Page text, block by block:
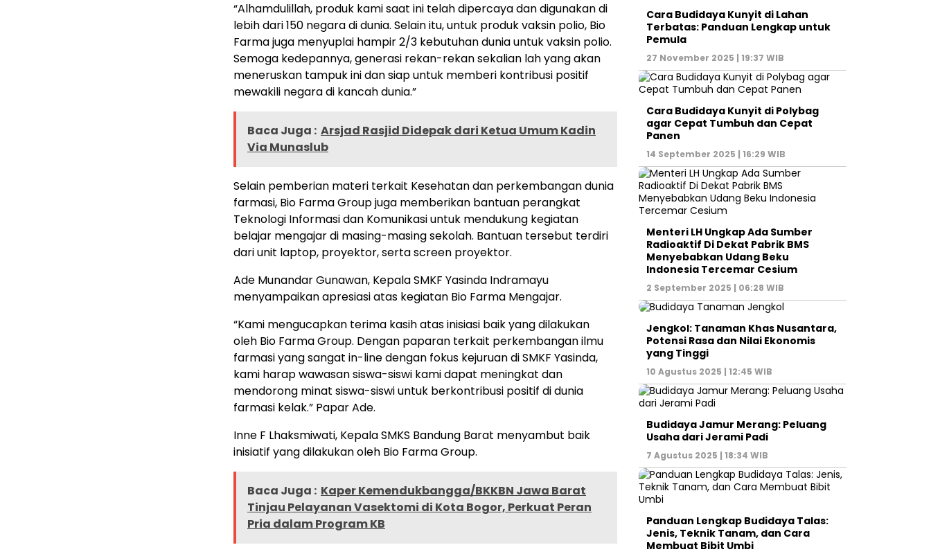
“Alhamdulillah, produk kami saat ini telah dipercaya dan digunakan di
lebih dari 150 negara di dunia. Selain itu, untuk produk vaksin polio, Bio
Farma juga menyuplai hampir 2/3 kebutuhan dunia untuk vaksin polio.
Semoga kedepannya, generasi rekan-rekan sekalian lah yang akan
meneruskan tampuk ini dan siap untuk memberi kontribusi positif
mewakili negara di kancah dunia.”
Baca Juga : Arsjad Rasjid Didepak dari Ketua Umum Kadin
Via Munaslub
Selain pemberian materi terkait Kesehatan dan perkembangan dunia
farmasi, Bio Farma Group juga memberikan bantuan perangkat
Teknologi Informasi dan Komunikasi untuk mendukung kegiatan
belajar mengajar di masing-masing sekolah. Bantuan tersebut terdiri
dari unit laptop, proyektor, serta screen proyektor.
Ade Munandar Gunawan, Kepala SMKF Yasinda Indramayu
menyampaikan apresiasi atas kegiatan Bio Farma Mengajar.
“Kami mengucapkan terima kasih atas inisiasi baik yang dilakukan
oleh Bio Farma Group. Dengan paparan terkait perkembangan ilmu
farmasi yang sangat in-line dengan fokus kejuruan di SMKF Yasinda,
kami harap wawasan siswa-siswi kami dapat meningkat dan
mendorong minat siswa-siswi untuk berkontribusi positif di dunia
farmasi kelak.” Papar Ade.
Inne F Lhaksmiwati, Kepala SMKS Bandung Barat menyambut baik
inisiatif yang dilakukan oleh Bio Farma Group.
Baca Juga : Kaper Kemendukbangga/BKKBN Jawa Barat
Tinjau Pelayanan Vasektomi di Kota Bogor, Perkuat Peran
Pria dalam Program KB
Cara Budidaya Kunyit di Lahan
Terbatas: Panduan Lengkap untuk
Pemula
27 November 2025 | 19:37 WIB
Cara Budidaya Kunyit di Polybag
agar Cepat Tumbuh dan Cepat
Panen
14 September 2025 | 16:29 WIB
Menteri LH Ungkap Ada Sumber
Radioaktif Di Dekat Pabrik BMS
Menyebabkan Udang Beku
Indonesia Tercemar Cesium
2 September 2025 | 06:28 WIB
Jengkol: Tanaman Khas Nusantara,
Potensi Rasa dan Nilai Ekonomis
yang Tinggi
10 Agustus 2025 | 12:45 WIB
Budidaya Jamur Merang: Peluang
Usaha dari Jerami Padi
7 Agustus 2025 | 18:34 WIB
Panduan Lengkap Budidaya Talas:
Jenis, Teknik Tanam, dan Cara
Membuat Bibit Umbi